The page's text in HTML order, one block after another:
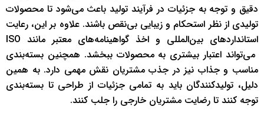
دقیق و توجه به جزئیات در فرآیند تولید باعث می‌شود تا محصولات
تولیدی از نظر استحکام و زیبایی بی‌نقص باشند. علاوه بر این، رعایت
استانداردهای بین‌المللی و اخذ گواهینامه‌های معتبر مانند ISO
می‌تواند اعتبار بیشتری به محصولات ببخشد. همچنین بسته‌بندی
مناسب و جذاب نیز در جذب مشتریان نقش مهمی دارد. به همین
دلیل، تولیدکنندگان باید به تمامی جزئیات از طراحی تا بسته‌بندی
توجه کنند تا رضایت مشتریان خارجی را جلب کنند.